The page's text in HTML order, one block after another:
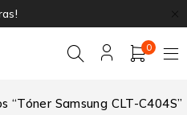
0
Samsung CLT-C404S”